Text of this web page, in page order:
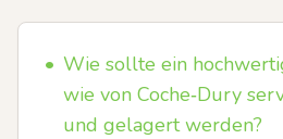
• Wie sollte ein
wie von Coche‑Dury
und gelagert werden?